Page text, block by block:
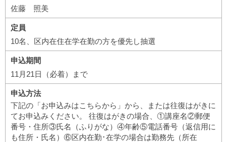
佐藤 照美
定員
10名、区内在住在学在勤の方を優先し抽選
申込期間
11月21日（必着）まで
申込方法
下記の「お申込みはこちらから」から、または往復はがきに
てお申込みください。 往復はがきの場合、①講座名②郵便
番号・住所③氏名（ふりがな）④年齢⑤電話番号（返信用に
も住所・氏名）⑥区内在勤･在学の場合は勤務先（所在